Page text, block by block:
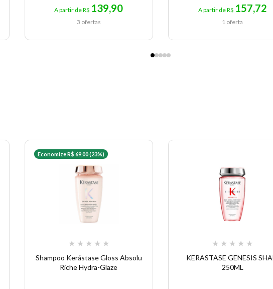
A partir de R$ 139,90
3 ofertas
A partir de R$ 157,72
1 oferta
Economize R$ 69,00 (23%)
★ ★ ★ ★ ★
Shampoo Kerástase Gloss Absolu
Riche Hydra-Glaze
★ ★ ★ ★ ★
KERASTASE GENESIS
250ML